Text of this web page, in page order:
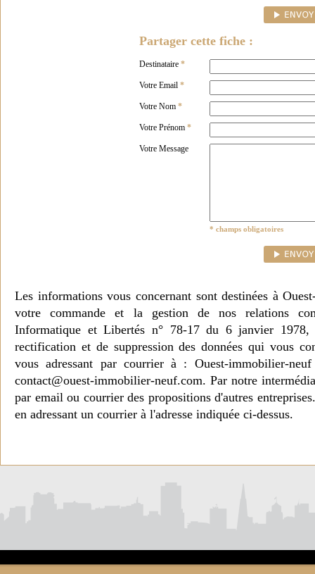
Partager cette fiche :
Destinataire *
Votre Email *
Votre Nom *
Votre Prénom *
Votre Message
* champs obligatoires
Les informations vous concernant sont destinées à
votre commande et la gestion de nos relations
Informatique et Libertés n° 78-17 du 6 janvier 1978,
rectification et de suppression des données qui vous
vous adressant par courrier à : Ouest-immobilier-
contact@ouest-immobilier-neuf.com. Par notre
par email ou courrier des propositions d'autres
en adressant un courrier à l'adresse indiquée ci-dessus.